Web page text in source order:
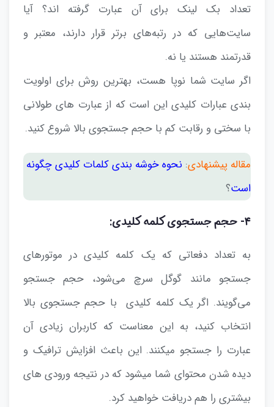
تعداد بک لینک برای آن عبارت گرفته اند؟ آیا
سایت‌هایی که در رتبه‌های برتر قرار دارند، معتبر و
قدرتمند هستند یا نه.
اگر سایت شما نوپا هست، بهترین روش برای اولویت
بندی عبارات کلیدی این است که از عبارت های طولانی
با سختی و رقابت کم با حجم جستجوی بالا شروع کنید.
مقاله پیشنهادی: نحوه خوشه بندی کلمات کلیدی چگونه
است؟
۴- حجم جستجوی کلمه کلیدی:
به تعداد دفعاتی که یک کلمه کلیدی در موتورهای
جستجو مانند گوگل سرچ می‌شود، حجم جستجو
می‌گویند. اگر یک کلمه کلیدی با حجم جستجوی بالا
انتخاب کنید، به این معناست که کاربران زیادی آن
عبارت را جستجو میکنند. این باعث افزایش ترافیک و
دیده شدن محتوای شما میشود که در نتیجه ورودی های
بیشتری را هم دریافت خواهید کرد.